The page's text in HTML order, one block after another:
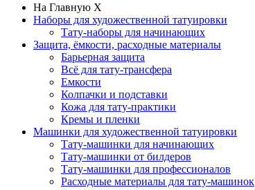
На Главную X
Наборы для художественной татуировки
Тату-наборы для начинающих
Защита, ёмкости, расходные материалы
Барьерная защита
Всё для тату-трансфера
Емкости
Колпачки и подставки
Кожа для тату-практики
Кремы и пленки
Машинки для художественной татуировки
Тату-машинки для начинающих
Тату-машинки от билдеров
Тату-машинки для профессионалов
Расходные материалы для тату-машинок